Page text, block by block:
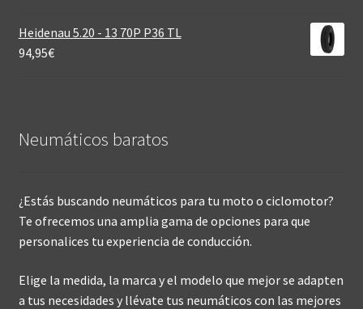
Heidenau 5.20 - 13 70P P36 TL
94,95€
Neumáticos baratos
¿Estás buscando neumáticos para tu moto o ciclomotor?
Te ofrecemos una amplia gama de opciones para que
personalices tu experiencia de conducción.
Elige la medida, la marca y el modelo que mejor se adapten
a tus necesidades y llévate tus neumáticos con las mejores